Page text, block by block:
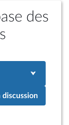
des
discussion